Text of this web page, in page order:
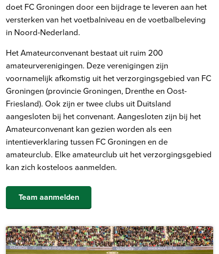
doet FC Groningen door een bijdrage te leveren aan het
versterken van het voetbalniveau en de voetbalbeleving
in Noord-Nederland.
Het Amateurconvenant bestaat uit ruim 200
amateurverenigingen. Deze verenigingen zijn
voornamelijk afkomstig uit het verzorgingsgebied van FC
Groningen (provincie Groningen, Drenthe en Oost-
Friesland). Ook zijn er twee clubs uit Duitsland
aangesloten bij het convenant. Aangesloten zijn bij het
Amateurconvenant kan gezien worden als een
intentieverklaring tussen FC Groningen en de
amateurclub. Elke amateurclub uit het verzorgingsgebied
kan zich kosteloos aanmelden.
Team aanmelden